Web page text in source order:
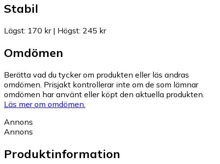
Stabil
Lägst: 170 kr| Högst: 245 kr
Omdömen
Berätta vad du tycker om produkten eller läs andras
omdömen. Prisjakt kontrollerar inte om de som lämnar
omdömen har använt eller köpt den aktuella produkten.
Läs mer om omdömen.
Annons
Annons
Produktinformation